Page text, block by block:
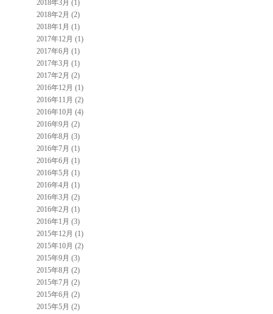
2018年3月 (1)
2018年2月 (2)
2018年1月 (1)
2017年12月 (1)
2017年6月 (1)
2017年3月 (1)
2017年2月 (2)
2016年12月 (1)
2016年11月 (2)
2016年10月 (4)
2016年9月 (2)
2016年8月 (3)
2016年7月 (1)
2016年6月 (1)
2016年5月 (1)
2016年4月 (1)
2016年3月 (2)
2016年2月 (1)
2016年1月 (3)
2015年12月 (1)
2015年10月 (2)
2015年9月 (3)
2015年8月 (2)
2015年7月 (2)
2015年6月 (2)
2015年5月 (2)